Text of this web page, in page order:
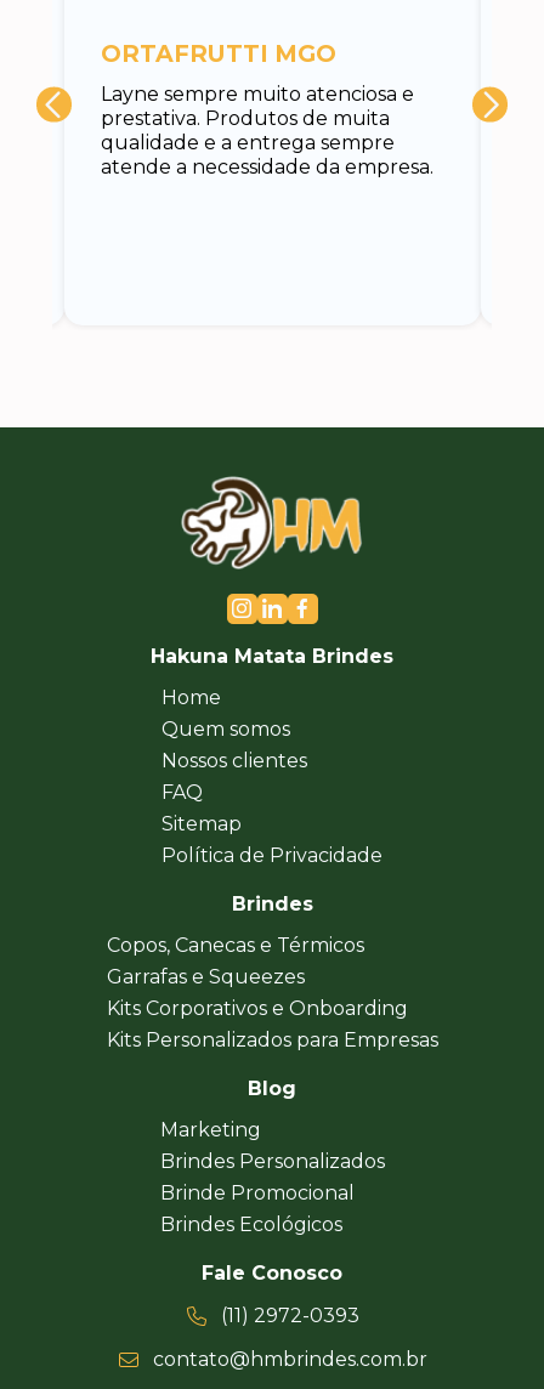
Layne sempre muito atenciosa e
prestativa. Produtos de muita
qualidade e a entrega sempre
atende a necessidade da empresa.
ORTAFRUTTI MGO
Hakuna Matata Brindes
Home
Quem somos
Nossos clientes
FAQ
Sitemap
Política de Privacidade
Brindes
Copos, Canecas e Térmicos
Garrafas e Squeezes
Kits Corporativos e Onboarding
Kits Personalizados para Empresas
Blog
Marketing
Brindes Personalizados
Brinde Promocional
Brindes Ecológicos
Fale Conosco
(11) 2972-0393
contato@hmbrindes.com.br